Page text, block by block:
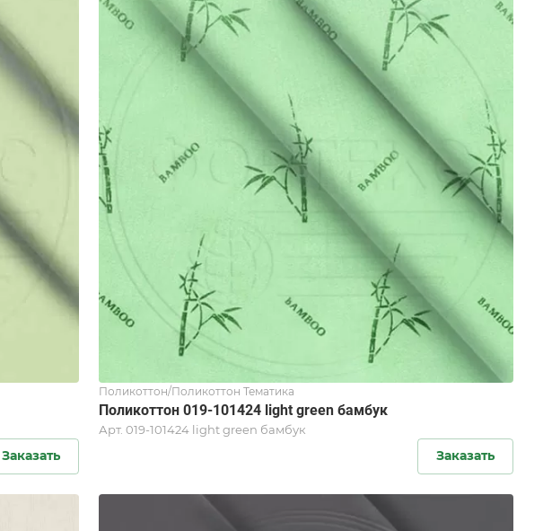
Заказать
Поликоттон/Поликоттон Тематика
Поликоттон 019-101424 light green бамбук
Арт. 019-101424 light green бамбук
Заказать